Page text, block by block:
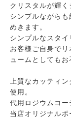
クリスタルが輝く
シンプルながら
めきます。
シンプルなスタイ
お客様ご自身で
ュームとしてもお
上質なカッティ
使用。
代用ロジウムコー
当店オリジナルポ